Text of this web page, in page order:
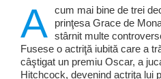
A cum mai bine de trei
prinţesa Grace de
stârnit multe
Fusese o actriţă iubită care a
câştigat un premiu Oscar, a
Hitchcock, devenind actriţa lui